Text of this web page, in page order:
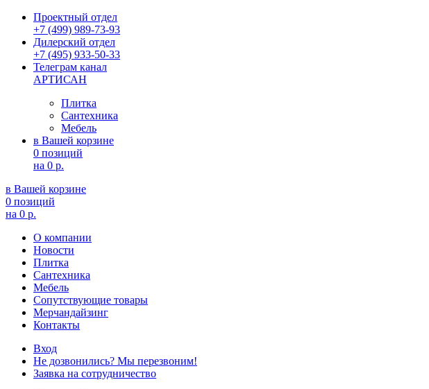
Проектный отдел
+7 (499) 989-73-93
Дилерский отдел
+7 (495) 933-50-33
Телеграм канал
АРТИСАН
Плитка
Сантехника
Мебель
в Вашей корзине
0 позиций
на 0 р.
в Вашей корзине
0 позиций
на 0 р.
О компании
Новости
Плитка
Сантехника
Мебель
Сопутствующие товары
Мерчандайзинг
Контакты
Вход
Не дозвонились? Мы перезвоним!
Заявка на сотрудничество